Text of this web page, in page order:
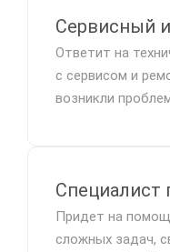
Сервисный
Ответит на
с сервисом и
возникли
Специалист
Придет на
сложных задач,